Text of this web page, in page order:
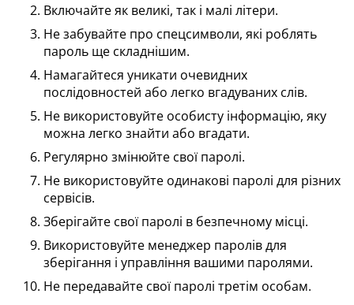
Включайте як великі, так і малі літери.
Не забувайте про спецсимволи, які роблять
пароль ще складнішим.
Намагайтеся уникати очевидних
послідовностей або легко вгадуваних слів.
Не використовуйте особисту інформацію, яку
можна легко знайти або вгадати.
Регулярно змінюйте свої паролі.
Не використовуйте одинакові паролі для різних
сервісів.
Зберігайте свої паролі в безпечному місці.
Використовуйте менеджер паролів для
зберігання і управління вашими паролями.
Не передавайте свої паролі третім особам.